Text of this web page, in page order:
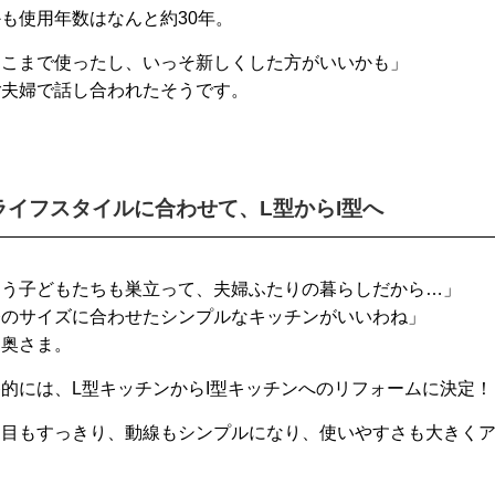
使用年数はなんと約30年。
まで使ったし、いっそ新しくした方がいいかも」
婦で話し合われたそうです。
フスタイルに合わせて、L型からI型へ
子どもたちも巣立って、夫婦ふたりの暮らしだから…」
サイズに合わせたシンプルなキッチンがいいわね」
さま。
には、L型キッチンからI型キッチンへのリフォームに決定！
もすっきり、動線もシンプルになり、使いやすさも大きく